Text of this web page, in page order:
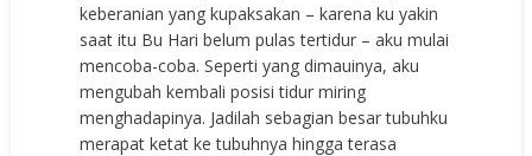
keberanian yang kupaksakan – karena ku yakin
saat itu Bu Hari belum pulas tertidur – aku mulai
mencoba-coba. Seperti yang dimauinya, aku
mengubah kembali posisi tidur miring
menghadapinya. Jadilah sebagian besar tubuhku
merapat ketat ke tubuhnya hingga terasa